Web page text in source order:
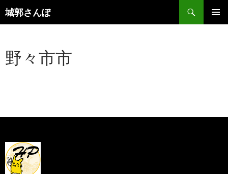
コ
ン
ツ
へ
プ
城郭さんぽ
検
索
野々市市